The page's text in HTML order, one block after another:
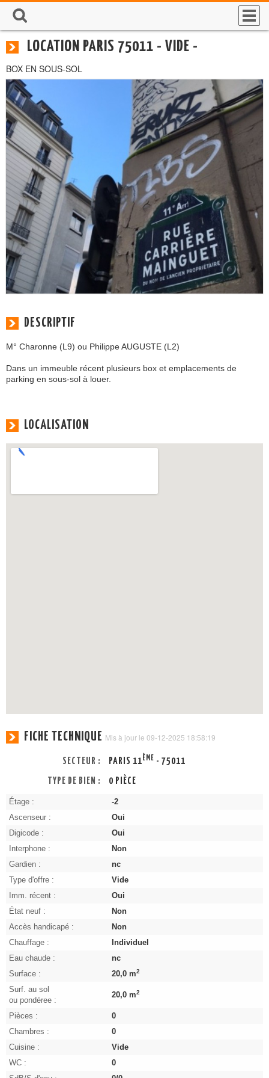
LOCATION PARIS 75011 - VIDE -
BOX EN SOUS-SOL
DESCRIPTIF
M° Charonne (L9) ou Philippe AUGUSTE (L2)
Dans un immeuble récent plusieurs box et emplacements de
parking en sous-sol à louer.
LOCALISATION
FICHE TECHNIQUE Mis à jour le 09-12-2025 18:58:19
SECTEUR : PARIS 11 ÈME - 75011
TYPE DE BIEN : 0 PIÈCE
Étage :
-2
Ascenseur :
Oui
Digicode :
Oui
Interphone :
Non
Gardien :
nc
Type d'offre :
Vide
Imm. récent :
Oui
État neuf :
Non
Accès handicapé :
Non
Chauffage :
Individuel
Eau chaude :
nc
Surface :
20,0 m2
Surf. au sol
ou pondéree :
20,0 m2
Pièces :
0
Chambres :
0
Cuisine :
Vide
WC :
0